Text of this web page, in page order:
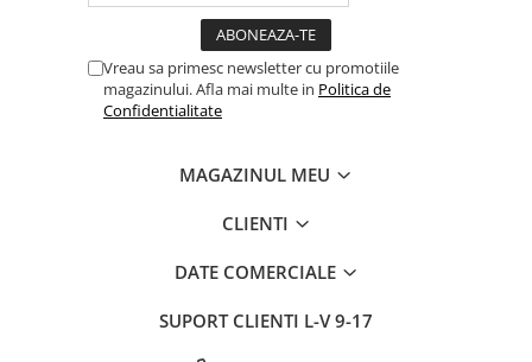
Vreau sa primesc newsletter cu promotiile
magazinului. Afla mai multe in Politica de
Confidentialitate
MAGAZINUL MEU
CLIENTI
DATE COMERCIALE
SUPORT CLIENTI L-V 9-17